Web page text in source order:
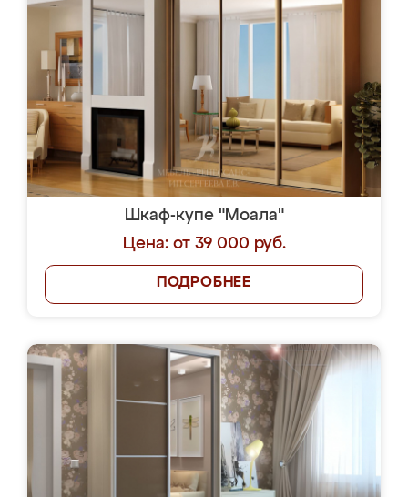
Шкаф-купе "Моала"
Цена: от 39 000 руб.
ПОДРОБНЕЕ